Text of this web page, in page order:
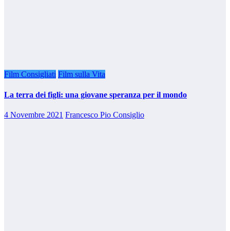
Film Consigliati Film sulla Vita
La terra dei figli: una giovane speranza per il mondo
4 Novembre 2021 Francesco Pio Consiglio